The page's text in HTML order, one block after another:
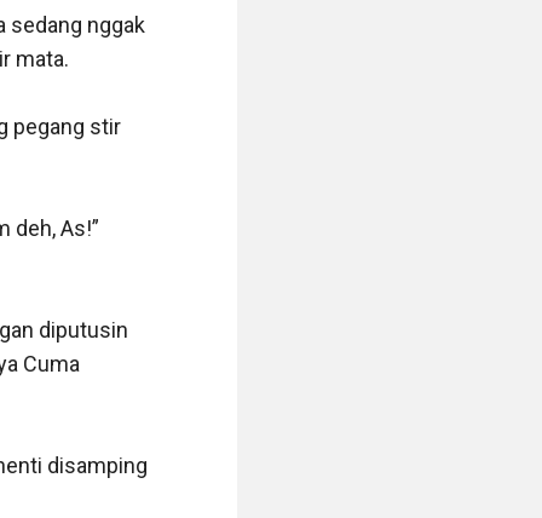
sedang nggak
mata.
pegang stir
deh, As!”
diputusin
Cuma
disamping